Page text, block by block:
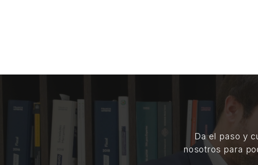
Da el paso y
nosotros para